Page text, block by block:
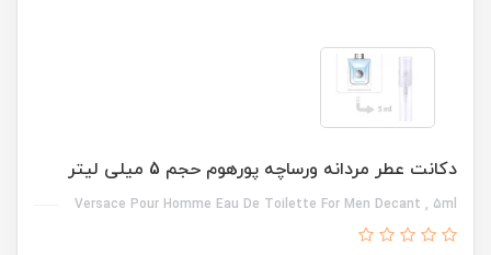
دکانت عطر مردانه ورساچه پورهوم حجم 5 میلی لیتر
Versace Pour Homme Eau De Toilette For Men Decant , 5ml